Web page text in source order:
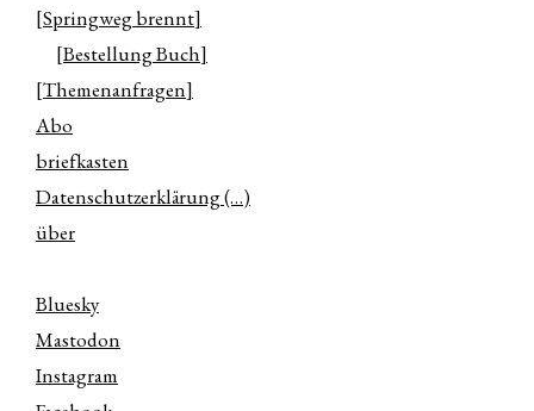
[Springweg brennt]
[Bestellung Buch]
[Themenanfragen]
Abo
briefkasten
Datenschutzerklärung (…)
über
Bluesky
Mastodon
Instagram